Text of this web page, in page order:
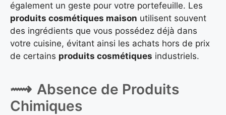
également un geste pour votre portefeuille. Les
produits cosmétiques maison utilisent souvent
des ingrédients que vous possédez déjà dans
votre cuisine, évitant ainsi les achats hors de prix
de certains produits cosmétiques industriels.
Absence de Produits
Chimiques